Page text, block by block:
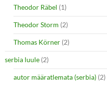
Theodor Räbel (1)
Theodor Storm (2)
Thomas Körner (2)
serbia luule (2)
autor määratlemata (serbia) (2)